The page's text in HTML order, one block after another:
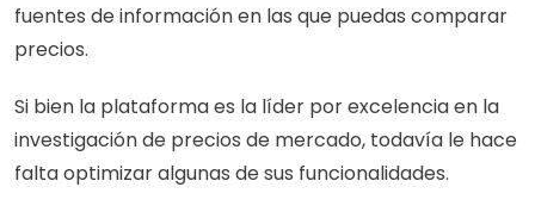
fuentes de información en las que puedas comparar
precios.
Si bien la plataforma es la líder por excelencia en la
investigación de precios de mercado, todavía le hace
falta optimizar algunas de sus funcionalidades.